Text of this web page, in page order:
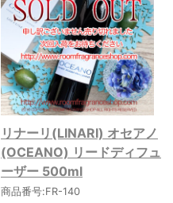
リナーリ(LINARI) オセアノ
(OCEANO) リードディフュ
ーザー 500ml
商品番号:FR-140